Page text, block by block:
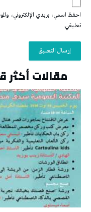
احفظ اسمي، بريدي الإلكتروني،
تعليقي.
مقالات أكثر